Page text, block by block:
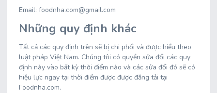
Email: foodnha.com@gmail.com
Những quy định khác
Tất cả các quy định trên sẽ bị chi phối và được hiểu theo
luật pháp Việt Nam. Chúng tôi có quyền sửa đổi các quy
định này vào bất kỳ thời điểm nào và các sửa đổi đó sẽ có
hiệu lực ngay tại thời điểm được được đăng tải tại
Foodnha.com.